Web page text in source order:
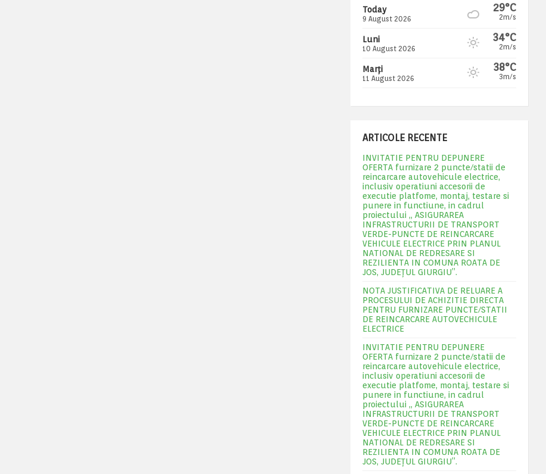
Today
9 August 2026
29°C
2m/s
Luni
10 August 2026
34°C
2m/s
Marți
11 August 2026
38°C
3m/s
ARTICOLE RECENTE
INVITATIE PENTRU DEPUNERE
OFERTA furnizare 2 puncte/statii de
reincarcare autovehicule electrice,
inclusiv operatiuni accesorii de
executie platfome, montaj, testare si
punere in functiune, in cadrul
proiectului „ ASIGURAREA
INFRASTRUCTURII DE TRANSPORT
VERDE-PUNCTE DE REINCARCARE
VEHICULE ELECTRICE PRIN PLANUL
NATIONAL DE REDRESARE SI
REZILIENTA IN COMUNA ROATA DE
JOS, JUDEŢUL GIURGIU”.
NOTA JUSTIFICATIVA DE RELUARE A
PROCESULUI DE ACHIZITIE DIRECTA
PENTRU FURNIZARE PUNCTE/STATII
DE REINCARCARE AUTOVECHICULE
ELECTRICE
INVITATIE PENTRU DEPUNERE
OFERTA furnizare 2 puncte/statii de
reincarcare autovehicule electrice,
inclusiv operatiuni accesorii de
executie platfome, montaj, testare si
punere in functiune, in cadrul
proiectului „ ASIGURAREA
INFRASTRUCTURII DE TRANSPORT
VERDE-PUNCTE DE REINCARCARE
VEHICULE ELECTRICE PRIN PLANUL
NATIONAL DE REDRESARE SI
REZILIENTA IN COMUNA ROATA DE
JOS, JUDEŢUL GIURGIU”.